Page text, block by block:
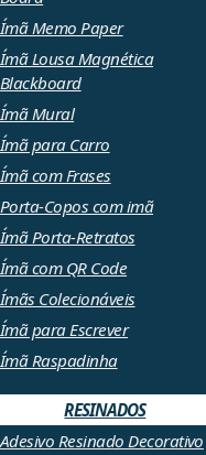
Ímã Memo Paper
Ímã Lousa Magnética
Blackboard
Ímã Mural
Ímã para Carro
Ímã com Frases
Porta-Copos com imã
Ímã Porta-Retratos
Ímã com QR Code
Ímãs Colecionáveis
Ímã para Escrever
Ímã Raspadinha
RESINADOS
Adesivo Resinado Decorativo